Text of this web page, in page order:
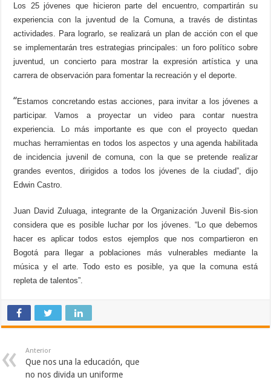
Los 25 jóvenes que hicieron parte del encuentro, compartirán su
experiencia con la juventud de la Comuna, a través de distintas
actividades. Para lograrlo, se realizará un plan de acción con el que
se implementarán tres estrategias principales: un foro político sobre
juventud, un concierto para mostrar la expresión artística y una
carrera de observación para fomentar la recreación y el deporte.
“Estamos concretando estas acciones, para invitar a los jóvenes a
participar. Vamos a proyectar un video para contar nuestra
experiencia. Lo más importante es que con el proyecto quedan
muchas herramientas en todos los aspectos y una agenda habilitada
de incidencia juvenil de comuna, con la que se pretende realizar
grandes eventos, dirigidos a todos los jóvenes de la ciudad”, dijo
Edwin Castro.
Juan David Zuluaga, integrante de la Organización Juvenil Bis-sion
considera que es posible luchar por los jóvenes. “Lo que debemos
hacer es aplicar todos estos ejemplos que nos compartieron en
Bogotá para llegar a poblaciones más vulnerables mediante la
música y el arte. Todo esto es posible, ya que la comuna está
repleta de talentos”.
Anterior
Que nos una la educación, que
no nos divida un uniforme